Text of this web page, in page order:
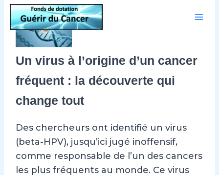
Aller
contenu
Un virus à l’origine d’un cancer
fréquent : la découverte qui
change tout
Des chercheurs ont identifié un virus
(beta-HPV), jusqu’ici jugé inoffensif,
comme responsable de l’un des cancers
les plus fréquents au monde. Ce virus